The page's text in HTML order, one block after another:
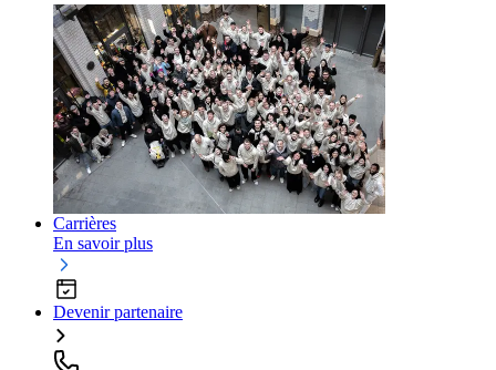
Carrières
En savoir plus
Devenir partenaire